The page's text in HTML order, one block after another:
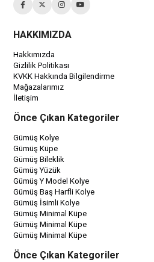
HAKKIMIZDA
Hakkımızda
Gizlilik Politikası
KVKK Hakkında Bilgilendirme
Mağazalarımız
İletişim
Önce Çıkan Kategoriler
Gümüş Kolye
Gümüş Küpe
Gümüş Bileklik
Gümüş Yüzük
Gümüş Y Model Kolye
Gümüş Baş Harfli Kolye
Gümüş İsimli Kolye
Gümüş Minimal Küpe
Gümüş Minimal Küpe
Gümüş Minimal Küpe
Önce Çıkan Kategoriler